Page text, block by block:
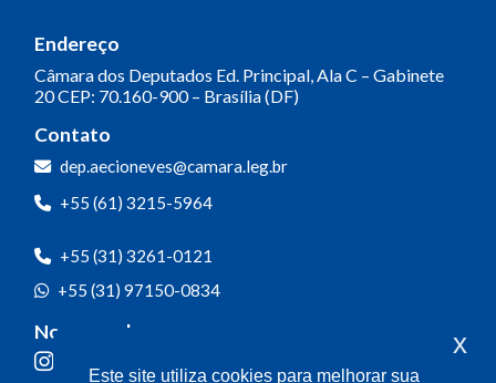
Endereço
Câmara dos Deputados Ed. Principal, Ala C – Gabinete
20CEP: 70.160-900 – Brasília (DF)
Contato
dep.aecioneves@camara.leg.br
+55 (61) 3215-5964
+55 (31) 3261-0121
+55 (31) 97150-0834
Nossas redes
Este site utiliza cookies para melhorar sua
x